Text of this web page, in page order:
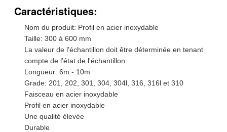
Caractéristiques:
Nom du produit: Profil en acier inoxydable
Taille: 300 à 600 mm
La valeur de l'échantillon doit être déterminée en tenant
compte de l'état de l'échantillon.
Longueur: 6m - 10m
Grade: 201, 202, 301, 304, 304l, 316, 316l et 310
Faisceau en acier inoxydable
Profil en acier inoxydable
Une qualité élevée
Durable